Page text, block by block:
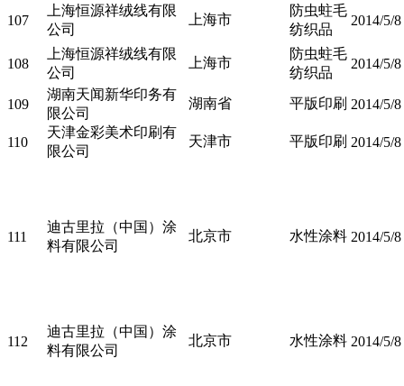
107
上海恒源祥绒线有限
公司
上海市
防虫蛀毛
纺织品
2014/5/8
108
上海恒源祥绒线有限
公司
上海市
防虫蛀毛
纺织品
2014/5/8
109
湖南天闻新华印务有
限公司
湖南省 平版印刷 2014/5/8
110
天津金彩美术印刷有
限公司
天津市 平版印刷 2014/5/8
111
迪古里拉（中国）涂
料有限公司
北京市 水性涂料 2014/5/8
112
迪古里拉（中国）涂
料有限公司
北京市 水性涂料 2014/5/8